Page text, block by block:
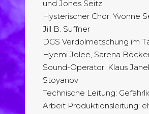
und Jones Seitz
Hysterischer Chor: Yvonne
Jill B. Suffner
DGS Verdolmetschung im
Hyemi Jolee, Sarena
Sound-Operator: Klaus
Stoyanov
Technische Leitung:
Arbeit Produktionsleitung: